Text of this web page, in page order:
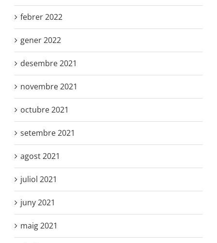
febrer 2022
gener 2022
desembre 2021
novembre 2021
octubre 2021
setembre 2021
agost 2021
juliol 2021
juny 2021
maig 2021